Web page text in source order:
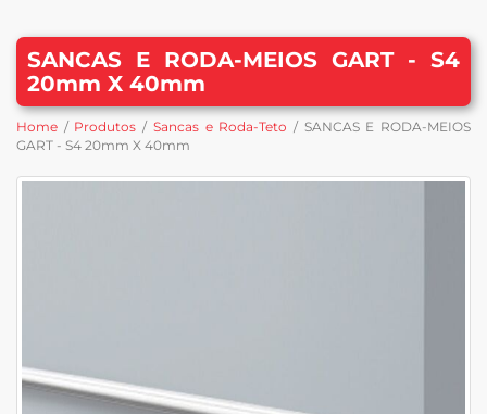
SANCAS E RODA-MEIOS GART - S4
20mm X 40mm
Home / Produtos / Sancas e Roda-Teto / SANCAS E RODA-MEIOS
GART - S4 20mm X 40mm